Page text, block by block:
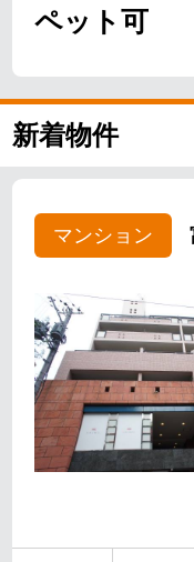
ペット可
新着物件
マンション